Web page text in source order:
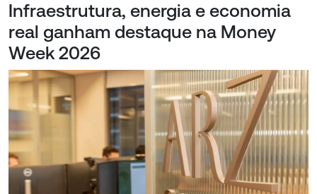
Infraestrutura, energia e economia
real ganham destaque na Money
Week 2026